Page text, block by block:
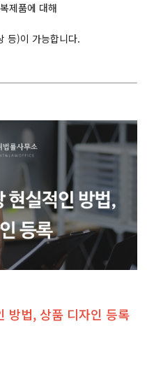
제품에 대해
등)이 가능합니다.
방법, 상품 디자인 등록